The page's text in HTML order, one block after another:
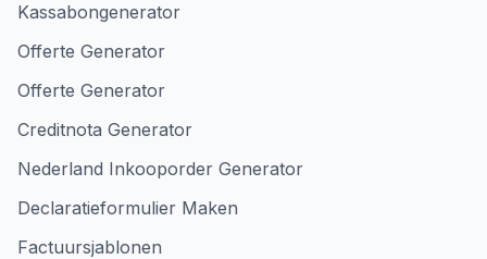
Kassabongenerator
Offerte Generator
Offerte Generator
Creditnota Generator
Nederland Inkooporder Generator
Declaratieformulier Maken
Factuursjablonen